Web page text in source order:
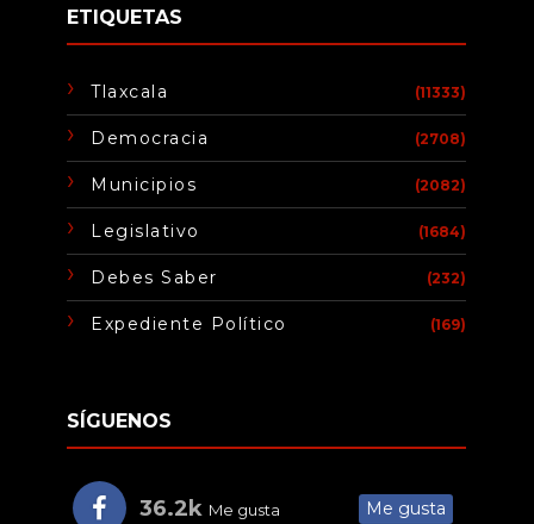
ETIQUETAS
Tlaxcala (11333)
Democracia (2708)
Municipios (2082)
Legislativo (1684)
Debes Saber (232)
Expediente Político (169)
SÍGUENOS
36.2k Me gusta Me gusta